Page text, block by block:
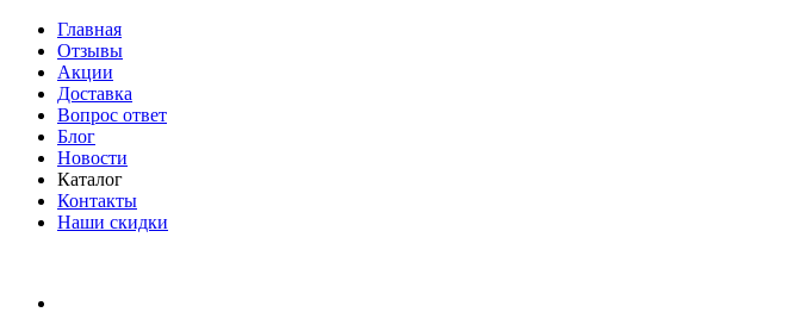
Главная
Отзывы
Акции
Доставка
Вопрос ответ
Блог
Новости
Каталог
Контакты
Наши скидки